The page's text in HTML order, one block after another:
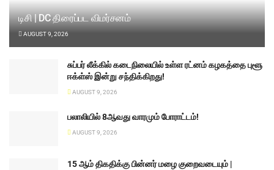
டிசி | DC திரைப்பட விமர்சனம்
AUGUST 9, 2026
சுப்பர் லீக்கில் கடைநிலையில் உள்ள ரட்னம் கழகத்தை புளூ
ஈக்ள்ஸ் இன்று சந்திக்கிறது!
AUGUST 9, 2026
பலாலியில் 8ஆவது வாரமும் போராட்டம்!
AUGUST 9, 2026
15 ஆம் திகதிக்கு பின்னர் மழை குறைவடையும் |